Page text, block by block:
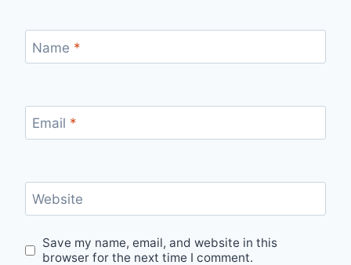
Name *
Email *
Website
Save my name, email, and website in this
browser for the next time I comment.